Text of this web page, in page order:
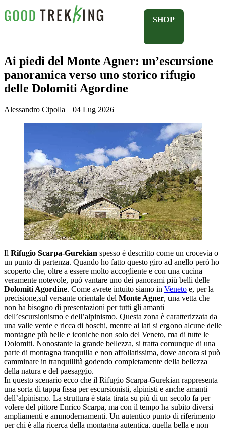
SHOP
Ai piedi del Monte Agner: un’escursione
panoramica verso uno storico rifugio
delle Dolomiti Agordine
Alessandro Cipolla | 04 Lug 2026
Il Rifugio Scarpa-Gurekian spesso è descritto come un crocevia o
un punto di partenza. Quando ho fatto questo giro ad anello però ho
scoperto che, oltre a essere molto accogliente e con una cucina
veramente notevole, può vantare uno dei panorami più belli delle
Dolomiti Agordine. Come avrete intuito siamo in Veneto e, per la
precisione,sul versante orientale del Monte Agner, una vetta che
non ha bisogno di presentazioni per tutti gli amanti
dell’escursionismo e dell’alpinismo. Questa zona è caratterizzata da
una valle verde e ricca di boschi, mentre ai lati si ergono alcune delle
montagne più belle e iconiche non solo del Veneto, ma di tutte le
Dolomiti. Nonostante la grande bellezza, si tratta comunque di una
parte di montagna tranquilla e non affollatissima, dove ancora si può
camminare in tranquillità godendo completamente della bellezza
della natura e del paesaggio.
In questo scenario ecco che il Rifugio Scarpa-Gurekian rappresenta
una sorta di tappa fissa per escursionisti, alpinisti e anche amanti
dell’alpinismo. La struttura è stata tirata su più di un secolo fa per
volere del pittore Enrico Scarpa, ma con il tempo ha subito diversi
ampliamenti e ammodernamenti. Un autentico punto di riferimento
per chi è alla ricerca della montagna autentica, quella bella e non